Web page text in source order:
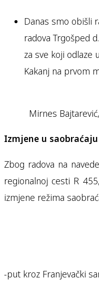
Danas smo obišli
radova Trgošped
za sve koji odlaze
Kakanj na prvom
Mirnes
Izmjene u saobraćaju
Zbog radova na
regionalnoj cesti R
izmjene režima
-put kroz Franjevački